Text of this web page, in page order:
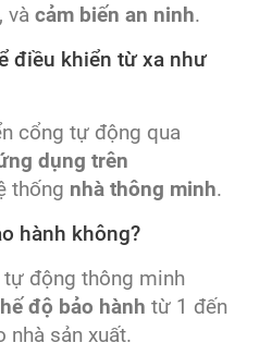
, và cảm biến an ninh.
điều khiển từ xa như
cổng tự động qua
dụng trên
thống nhà thông minh.
hành không?
động thông minh
độ bảo hành từ 1 đến
nhà sản xuất.